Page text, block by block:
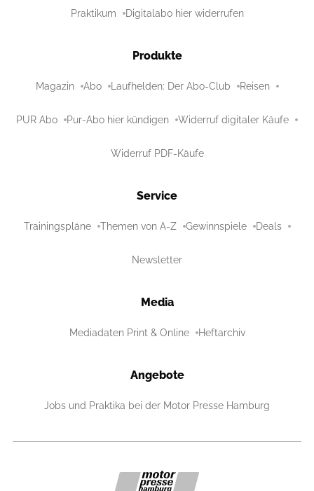
Praktikum Digitalabo hier widerrufen
Produkte
Magazin Abo Laufhelden: Der Abo-Club Reisen
PUR Abo Pur-Abo hier kündigen Widerruf digitaler Käufe
Widerruf PDF-Käufe
Service
Trainingspläne Themen von A-Z Gewinnspiele Deals
Newsletter
Media
Mediadaten Print & Online Heftarchiv
Angebote
Jobs und Praktika bei der Motor Presse Hamburg